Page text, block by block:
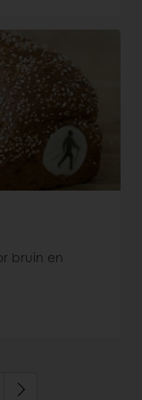
bruin en